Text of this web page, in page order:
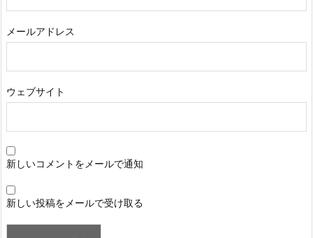
メールアドレス
ウェブサイト
新しいコメントをメールで通知
新しい投稿をメールで受け取る